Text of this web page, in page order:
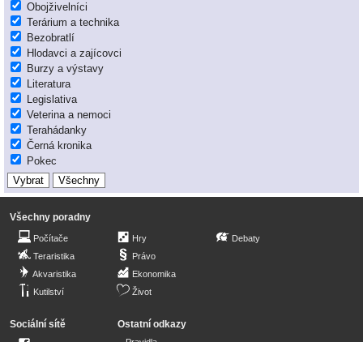
Obojživelníci
Terárium a technika
Bezobratlí
Hlodavci a zajícovci
Burzy a výstavy
Literatura
Legislativa
Veterina a nemoci
Terahádanky
Černá kronika
Pokec
Všechny poradny
Počítače
Teraristika
Akvaristika
Kutilství
Hry
Právo
Ekonomika
Život
Debaty
Sociální sítě Ostatní odkazy